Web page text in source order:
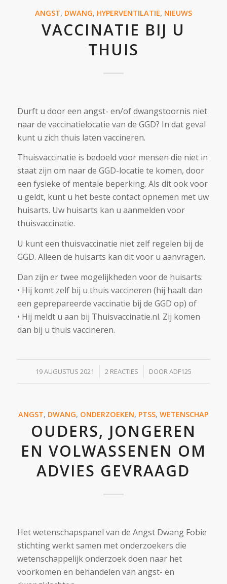
ANGST, DWANG, HYPERVENTILATIE, NIEUWS
VACCINATIE BIJ U
THUIS
Durft u door een angst- en/of dwangstoornis niet
naar de vaccinatielocatie van de GGD? In dat geval
kunt u zich thuis laten vaccineren.
Thuisvaccinatie is bedoeld voor mensen die niet in
staat zijn om naar de GGD-locatie te komen, door
een fysieke of mentale beperking. Als dit ook voor
u geldt, kunt u het beste contact opnemen met uw
huisarts. Uw huisarts kan u aanmelden voor
thuisvaccinatie.
U kunt een thuisvaccinatie niet zelf regelen bij de
GGD. Alleen de huisarts kan dit voor u aanvragen.
Dan zijn er twee mogelijkheden voor de huisarts:
• Hij komt zelf bij u thuis vaccineren (hij haalt dan
een geprepareerde vaccinatie bij de GGD op) of
• Hij meldt u aan bij Thuisvaccinatie.nl. Zij komen
dan bij u thuis vaccineren.
19 AUGUSTUS 2021
/ 2 REACTIES
/ DOORADF125
ANGST, DWANG, ONDERZOEKEN, PTSS,WETENSCHAP
OUDERS, JONGEREN
EN VOLWASSENEN OM
ADVIES GEVRAAGD
Het wetenschapspanel van de Angst Dwang Fobie
stichting werkt samen met onderzoekers die
wetenschappelijk onderzoek doen naar het
voorkomen en behandelen van angst- en